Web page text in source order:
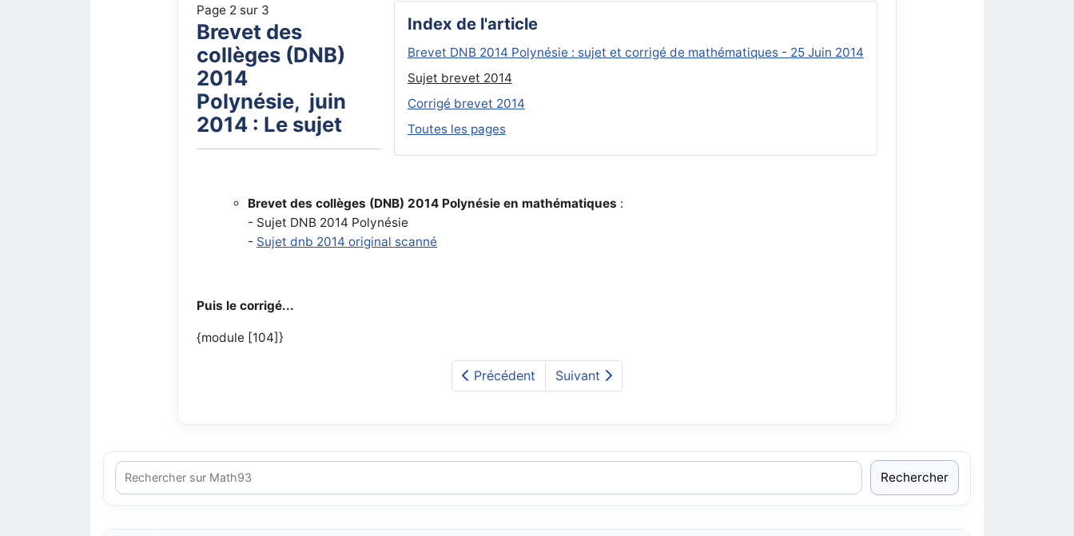
Index de l'article
Brevet DNB 2014 Polynésie : sujet et corrigé de mathématiques - 25 Juin 2014
Sujet brevet 2014
Corrigé brevet 2014
Toutes les pages
Page 2 sur 3
Brevet des
collèges (DNB)
2014
Polynésie, juin
2014 : Le sujet
Brevet des collèges (DNB) 2014 Polynésie en mathématiques :
- Sujet DNB 2014 Polynésie
- Sujet dnb 2014 original scanné
Puis le corrigé...
{module [104]}
Précédent Suivant
Rechercher